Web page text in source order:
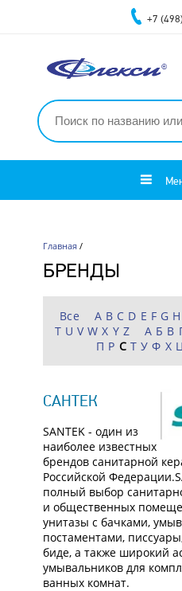
+7
Главная/
БРЕНДЫ
Все A B C D E F G H
T U V W X Y Z А Б В
П Р С Т У Ф Х Ц
САНТЕК
SANTEK - один из
наиболее известных
брендов санитарной
Российской
полный выбор
и общественных
унитазы с бачками,
постаментами,
биде, а также широкий
умывальников для
ванных комнат.